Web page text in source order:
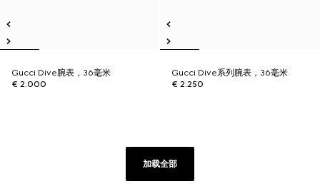
Gucci Dive腕表，36毫米
€ 2.000
Gucci Dive系列腕表，36毫米
€ 2.250
加载全部